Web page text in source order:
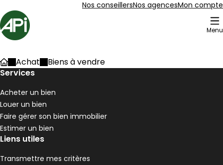
Nos conseillersNos agencesMon compte
Accueil
Menu
204 Biens à vendre
90 m² 4 pièces Pélussin
Aller à l'image
Aller à l'image
Aller à l'image
Aller à l'image
Aller à l'image
AccueilAchat
Biens à vendre
Services
Acheter un bien
Louer un bien
Faire gérer son bien immobilier
Estimer un bien
Liens utiles
Transmettre mes critères